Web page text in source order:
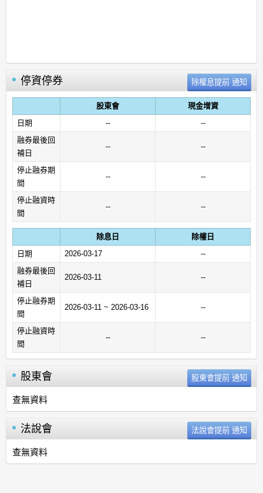
停資停券
股東會
現金增資
日期
--
--
融券最後回
補日
-- --
停止融券期
間
-- --
停止融資時
間
-- --
除息日
除權日
日期
2026-03-17
--
融券最後回
補日
2026-03-11 --
停止融券期
間
2026-03-11 ~ 2026-03-16 --
停止融資時
間
-- --
股東會
查無資料
法說會
查無資料